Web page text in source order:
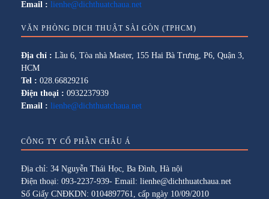
Email : lienhe@dichthuatchaua.net
VĂN PHÒNG DỊCH THUẬT SÀI GÒN (TPHCM)
Địa chỉ : Lầu 6, Tòa nhà Master, 155 Hai Bà Trưng, P6, Quận 3,
HCM
Tel : 028.66829216
Điện thoại : 0932237939
Email : lienhe@dichthuatchaua.net
CÔNG TY CỔ PHẦN CHÂU Á
Địa chỉ: 34 Nguyễn Thái Học, Ba Đình, Hà nội
Điện thoại: 093-2237-939- Email: lienhe@dichthuatchaua.net
Số Giấy CNĐKDN: 0104897761, cấp ngày 10/09/2010